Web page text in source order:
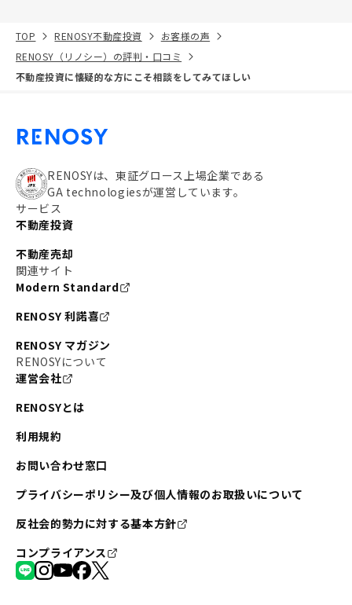
TOP RENOSY不動産投資
お客様の声
RENOSY（リノシー）の評判・口コミ
不動産投資に懐疑的な方にこそ相談をしてみてほしい
RENOSYは、東証グロース上場企業である
GA technologiesが運営しています。
サービス
不動産投資
不動産売却
関連サイト
Modern Standard
RENOSY 利諾喜
RENOSY マガジン
RENOSYについて
運営会社
RENOSYとは
利用規約
お問い合わせ窓口
プライバシーポリシー及び個人情報のお取扱いについて
反社会的勢力に対する基本方針
コンプライアンス